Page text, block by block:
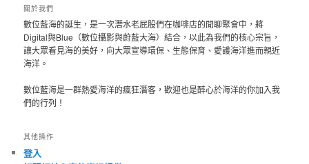
關於我們
數位藍海的誕生，是一次潛水老屁股們在咖啡店的閒聊聚會中，將
Digital與Blue（數位攝影與蔚藍大海）結合，以此為我們的核心宗旨，
讓大眾看見海的美好，向大眾宣導環保、生態保育、愛護海洋進而親近
海洋。
數位藍海是一群熱愛海洋的瘋狂潛客，歡迎也是醉心於海洋的你加入我
們的行列！
其他操作
登入